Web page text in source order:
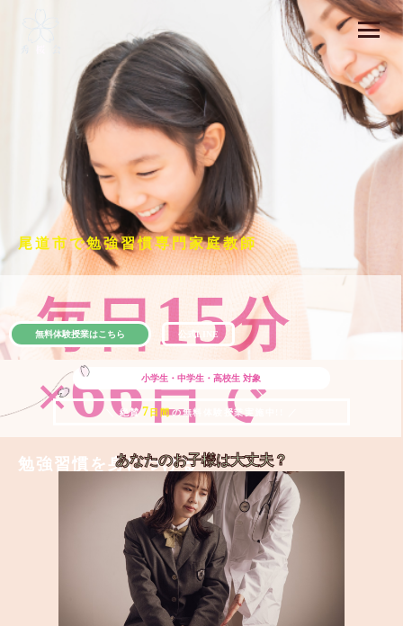
尾道市で勉強習慣専門家庭教師
毎日15分
×66日で
勉強習慣を身につける
小学生・中学生・高校生 対象
＼ 絶賛 7 日間の無料体験授業実施中!! ／
無料体験授業はこちら 公式LINE
あなたのお子様は大丈夫？